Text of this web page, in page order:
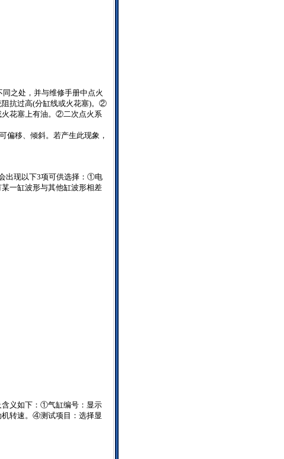
之处，并与维修手册中点火
抗过高(分缸线或火花塞)。②
花塞上有油。②二次点火系
偏移、倾斜。若产生此现象，
出现以下3项可供选择：①电
一缸波形与其他缸波形相差
含义如下：①气缸编号：显示
转速。④测试项目：选择显